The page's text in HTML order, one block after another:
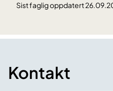
Sist faglig oppdatert
Kontakt